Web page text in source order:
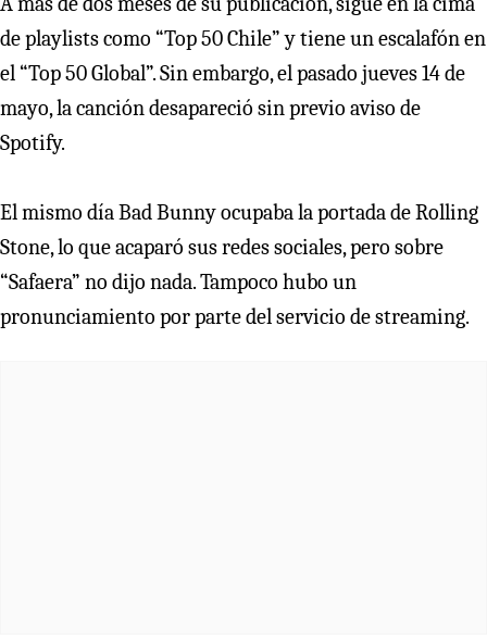
de playlists como “Top 50 Chile” y tiene un escalafón en
el “Top 50 Global”. Sin embargo, el pasado jueves 14 de
mayo, la canción desapareció sin previo aviso de
Spotify.
El mismo día Bad Bunny ocupaba la portada de Rolling
Stone, lo que acaparó sus redes sociales, pero sobre
“Safaera” no dijo nada. Tampoco hubo un
pronunciamiento por parte del servicio de streaming.